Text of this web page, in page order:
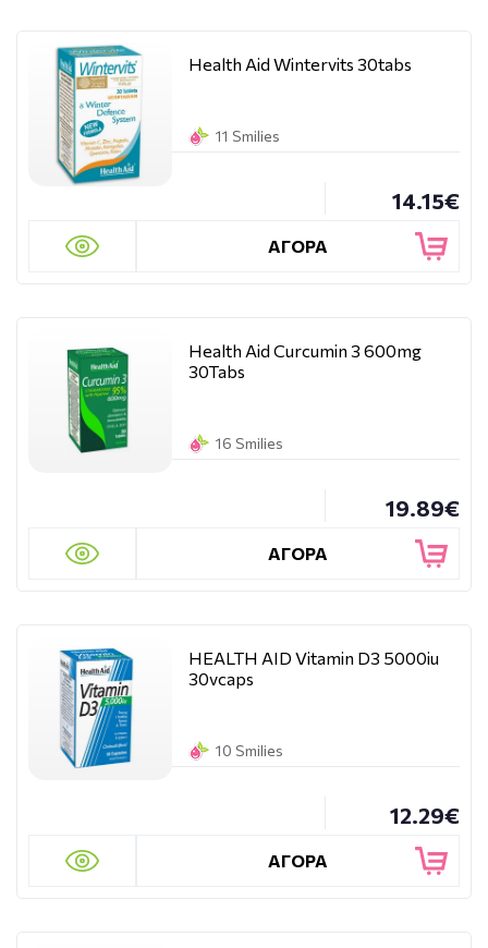
Health Aid Wintervits 30tabs
11 Smilies
14.15€
ΑΓΟΡΑ
Health Aid Curcumin 3 600mg
30Tabs
16 Smilies
19.89€
ΑΓΟΡΑ
HEALTH AID Vitamin D3 5000iu
30vcaps
10 Smilies
12.29€
ΑΓΟΡΑ